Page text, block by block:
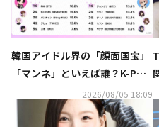
韓国アイドル界の「顔面国宝」
「マンネ」といえば誰？K-POP
推しタイプ別調査の結果が明ら
2026/08/05 18:09